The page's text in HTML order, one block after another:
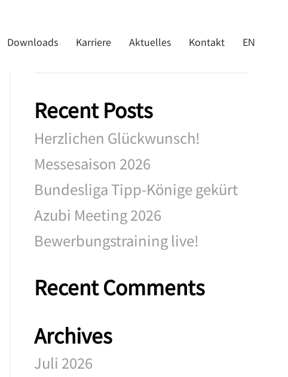
Downloads Karriere Aktuelles Kontakt EN
Search
Recent Posts
Herzlichen Glückwunsch!
Messesaison 2026
Bundesliga Tipp-Könige gekürt
Azubi Meeting 2026
Bewerbungstraining live!
Recent Comments
Archives
Juli 2026